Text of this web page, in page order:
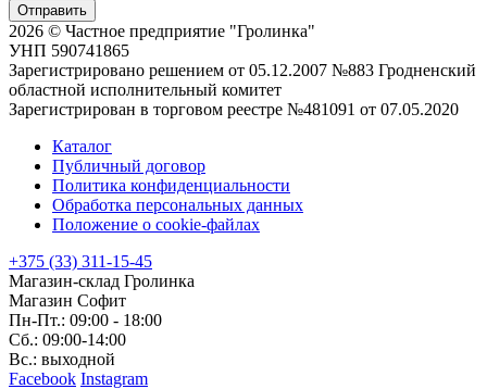
Отправить
2026 © Частное предприятие "Гролинка"
УНП 590741865
Зарегистрировано решением от 05.12.2007 №883 Гродненский
областной исполнительный комитет
Зарегистрирован в торговом реестре №481091 от 07.05.2020
Каталог
Публичный договор
Политика конфиденциальности
Обработка персональных данных
Положение о cookie-файлах
+375 (33) 311-15-45
Магазин-склад Гролинка
Магазин Софит
Пн-Пт.: 09:00 - 18:00
Сб.: 09:00-14:00
Вс.: выходной
Facebook Instagram